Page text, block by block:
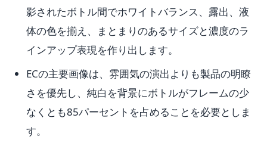
影されたボトル間でホワイトバランス、露出、液
体の色を揃え、まとまりのあるサイズと濃度のラ
インアップ表現を作り出します。
ECの主要画像は、雰囲気の演出よりも製品の明瞭
さを優先し、純白を背景にボトルがフレームの少
なくとも85パーセントを占めることを必要としま
す。